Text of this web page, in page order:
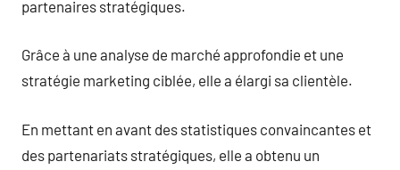
partenaires stratégiques.
Grâce à une analyse de marché approfondie et une
stratégie marketing ciblée, elle a élargi sa clientèle.
En mettant en avant des statistiques convaincantes et
des partenariats stratégiques, elle a obtenu un